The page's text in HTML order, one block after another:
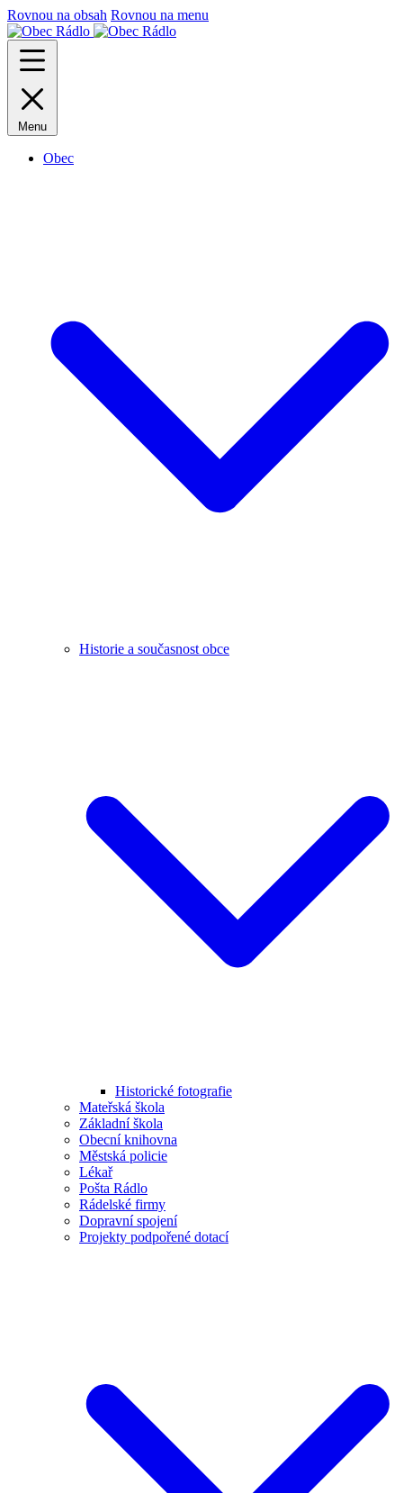
Rovnou na obsah Rovnou na menu
Menu
Obec
Historie a současnost obce
Historické fotografie
Mateřská škola
Základní škola
Obecní knihovna
Městská policie
Lékař
Pošta Rádlo
Rádelské firmy
Dopravní spojení
Projekty podpořené dotací